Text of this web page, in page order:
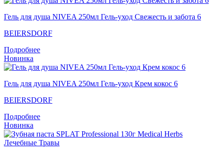
Гель для душа NIVEA 250мл Гель-уход Свежесть и забота 6
BEIERSDORF
Подробнее
Новинка
Гель для душа NIVEA 250мл Гель-уход Крем кокос 6
BEIERSDORF
Подробнее
Новинка